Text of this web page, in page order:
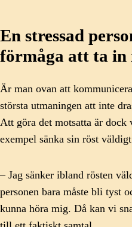
En stressad
förmåga att ta
Är man ovan att
största utmaningen att inte
Att göra det motsatta är
exempel sänka sin röst
– Jag sänker ibland rösten
personen bara måste bli tyst
kunna höra mig. Då kan vi